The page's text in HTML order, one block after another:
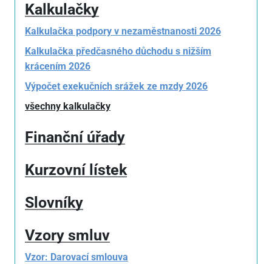
Kalkulačky
Kalkulačka podpory v nezaměstnanosti 2026
Kalkulačka předčasného důchodu s nižším
krácením 2026
Výpočet exekučních srážek ze mzdy 2026
všechny kalkulačky
Finanční úřady
Kurzovní lístek
Slovníky
Vzory smluv
Vzor: Darovací smlouva